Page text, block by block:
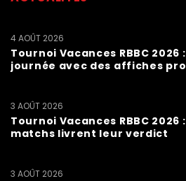
Tournoi Vacances RBBC 2026
journée avec des affiches
4 AOÛT 2026
Tournoi Vacances RBBC 2026
matchs livrent leur verdict
3 AOÛT 2026
3 AOÛT 2026